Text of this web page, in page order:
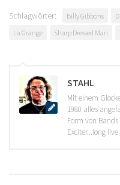
Schlagwörter: Billy Gibbons
La Grange
Sharp Dressed Man
STAHL
Mit einem
1980 alles
Form von
Exciter...long